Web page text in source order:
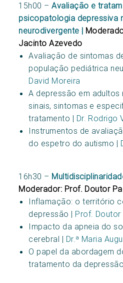
15h00 –Avaliação e
psicopatologia depressiva
neurodivergente |
Jacinto Azevedo
Avaliação de sintomas
população pediátrica
David Moreira
A depressão em adultos
sinais, sintomas e
tratamento | Dr. Rodrigo
Instrumentos de
do espetro do autismo |
16h30 –
Moderador: Prof. Doutor
Inflamação: o território
depressão | Prof. Doutor
Impacto da apneia do
cerebral | Dr.ª Maria
O papel da abordagem
tratamento da